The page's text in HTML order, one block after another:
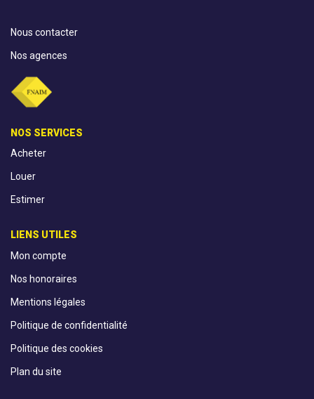
Nous contacter
Nos agences
NOS SERVICES
Acheter
Louer
Estimer
LIENS UTILES
Mon compte
Nos honoraires
Mentions légales
Politique de confidentialité
Politique des cookies
Plan du site